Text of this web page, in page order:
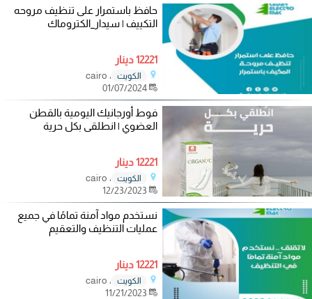
حافظ باستمرار على تنظيف مروحه
التكييف | سيدار_الكتروماك
12221 دينار
الكويت
، cairo
01/07/2024
فوط أورجانيك اليومية بالقطن
العضوي | انطلقى بكل حرية
12221 دينار
الكويت
، cairo
12/23/2023
نستخدم مواد آمنة تمامًا في جميع
عمليات التنظيف والتعقيم
12221 دينار
الكويت
، cairo
11/21/2023